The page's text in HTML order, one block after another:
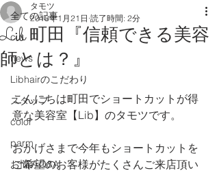
全ての記事
cut
news
Libhairのこだわり
スタッフ
color
parm
お悩みQ&A
Lib 町田『信頼できる美容
師とは？』
タモツ
2018年1月21日 読了時間: 2分
こんにちは町田でショートカットが得
意な美容室【Lib】のタモツです。
おかげさまで今年もショートカットを
ご希望のお客様がたくさんご来店頂い